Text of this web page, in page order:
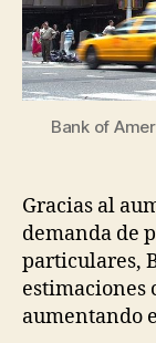
Bank of
Gracias al
demanda de
particulares,
estimaciones
aumentando